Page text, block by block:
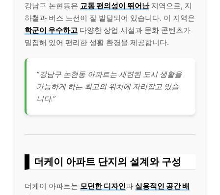
강남구 논현동은 교통 편의성이 뛰어난지역으로, 지
하철과 버스 노선이 잘 발달되어 있습니다. 이 지역은
학군이 우수하고 다양한 상업 시설과 문화 콘텐츠가
밀집해 있어 편리한 생활 환경을 제공합니다.
“강남구 논현동 아파트는 세련된 도시 생활을
가능하게 하는 최고의 위치에 자리잡고 있습
니다.”
더케이 아파트 단지의 설계와 구성
더케이 아파트는 모던한 디자인과 실용적인 공간 배